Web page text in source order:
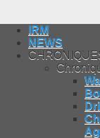
IRM
NEWS